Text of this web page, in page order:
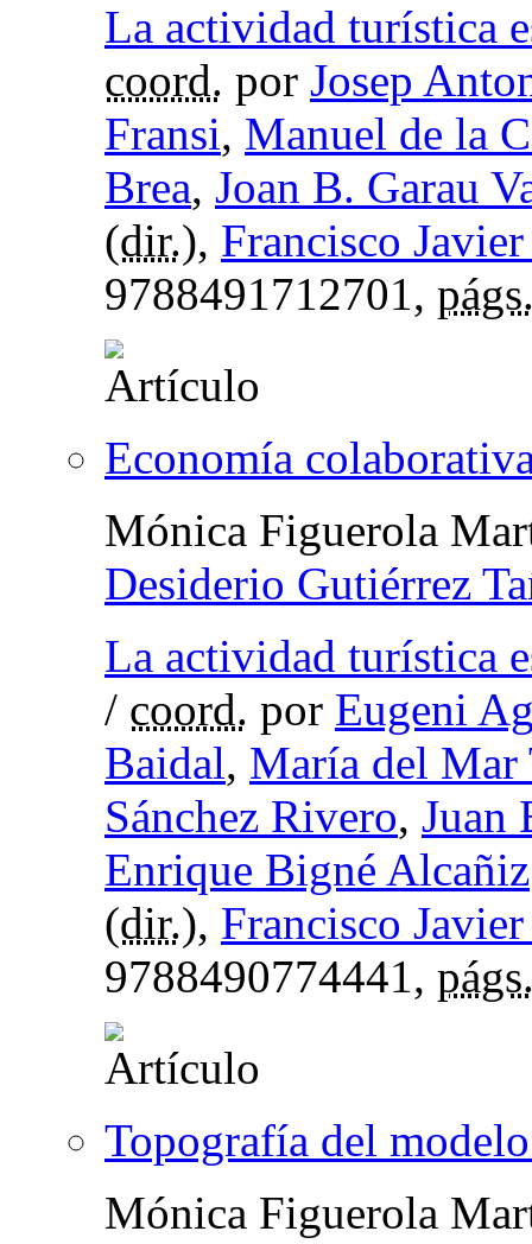
La actividad turística
coord. por Josep
Fransi, Manuel de la
Brea, Joan B. Garau
(dir.), Francisco
9788491712701,
Economía
Mónica Figuerola
Desiderio Gutiérrez
La actividad turística
/ coord. por Eugeni
Baidal, María del Mar
Sánchez Rivero, Juan
Enrique Bigné Alcañiz
(dir.), Francisco
9788490774441,
Topografía del
Mónica Figuerola